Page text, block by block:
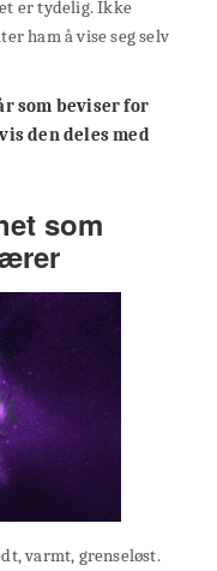
er tydelig. Ikke
ham å vise seg selv
som beviser for
den deles med
som
varmt, grenseløst.